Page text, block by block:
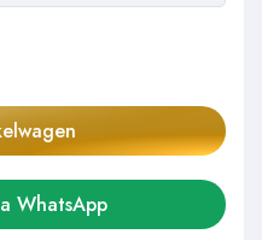
WhatsApp